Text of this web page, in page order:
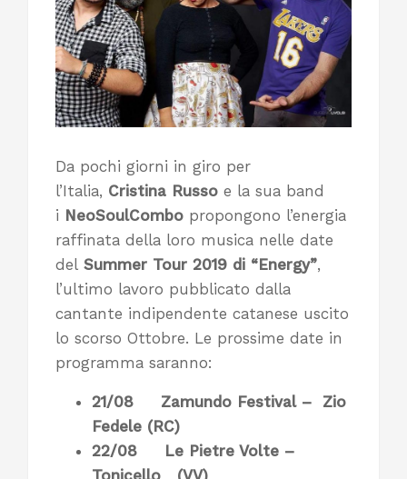
Da pochi giorni in giro per
l’Italia, Cristina Russo e la sua band
i NeoSoulCombo propongono l’energia
raffinata della loro musica nelle date
del Summer Tour 2019 di “Energy”,
l’ultimo lavoro pubblicato dalla
cantante indipendente catanese uscito
lo scorso Ottobre. Le prossime date in
programma saranno:
21/08 Zamundo Festival – Zio
Fedele (RC)
22/08 Le Pietre Volte –